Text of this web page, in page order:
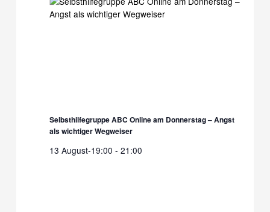
Selbsthilfegruppe ABC Online am Donnerstag – Angst
als wichtiger Wegweiser
13 August-19:00 - 21:00